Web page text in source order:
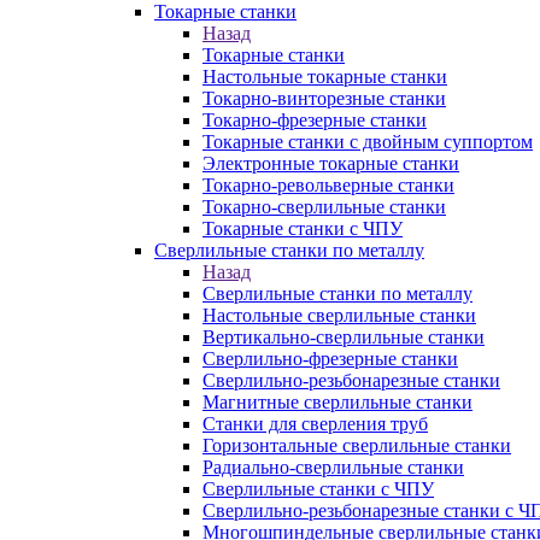
Токарные станки
Назад
Токарные станки
Настольные токарные станки
Токарно-винторезные станки
Токарно-фрезерные станки
Токарные станки с двойным суппортом
Электронные токарные станки
Токарно-револьверные станки
Токарно-сверлильные станки
Токарные станки с ЧПУ
Сверлильные станки по металлу
Назад
Сверлильные станки по металлу
Настольные сверлильные станки
Вертикально-сверлильные станки
Сверлильно-фрезерные станки
Сверлильно-резьбонарезные станки
Магнитные сверлильные станки
Станки для сверления труб
Горизонтальные сверлильные станки
Радиально-сверлильные станки
Сверлильные станки с ЧПУ
Сверлильно-резьбонарезные станки с
Многошпиндельные сверлильные